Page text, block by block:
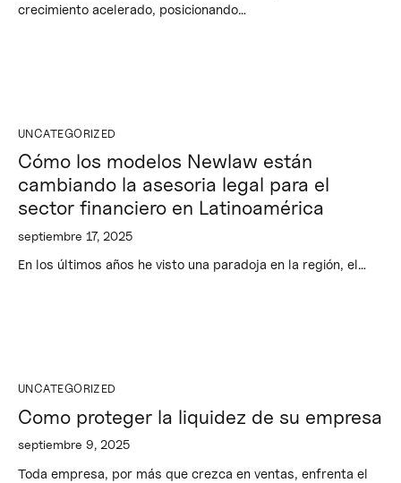
crecimiento acelerado, posicionando…
UNCATEGORIZED
Cómo los modelos Newlaw están
cambiando la asesoria legal para el
sector financiero en Latinoamérica
septiembre 17, 2025
En los últimos años he visto una paradoja en la región, el…
UNCATEGORIZED
Como proteger la liquidez de su empresa
septiembre 9, 2025
Toda empresa, por más que crezca en ventas, enfrenta el